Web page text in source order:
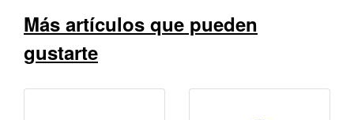
Más artículos que pueden
gustarte